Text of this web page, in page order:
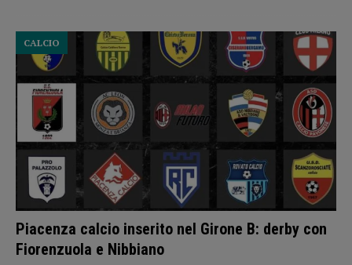
Piacenza calcio inserito nel Girone B: derby con
Fiorenzuola e Nibbiano
CALCIO